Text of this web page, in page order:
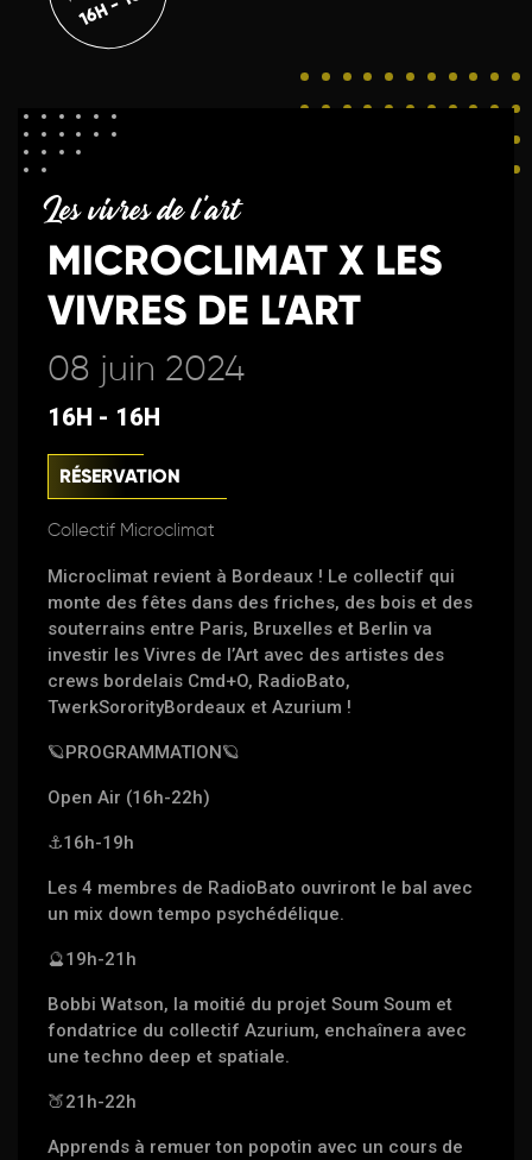
Les vivres de l'art
MICROCLIMAT X LES
VIVRES DE L’ART
08 juin 2024
16H - 16H
RÉSERVATION
Collectif Microclimat
Microclimat revient à Bordeaux ! Le collectif qui
monte des fêtes dans des friches, des bois et des
souterrains entre Paris, Bruxelles et Berlin va
investir les Vivres de l’Art avec des artistes des
crews bordelais Cmd+O, RadioBato,
TwerkSororityBordeaux et Azurium !
🪐PROGRAMMATION 🪐
Open Air (16h-22h)
⚓️16h-19h
Les 4 membres de RadioBato ouvriront le bal avec
un mix down tempo psychédélique.
🔮19h-21h
Bobbi Watson, la moitié du projet Soum Soum et
fondatrice du collectif Azurium, enchaînera avec
une techno deep et spatiale.
🍑21h-22h
Apprends à remuer ton popotin avec un cours de